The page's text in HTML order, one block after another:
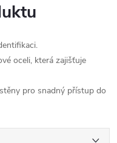
oceli, která zajišťuje
pro snadný přístup do